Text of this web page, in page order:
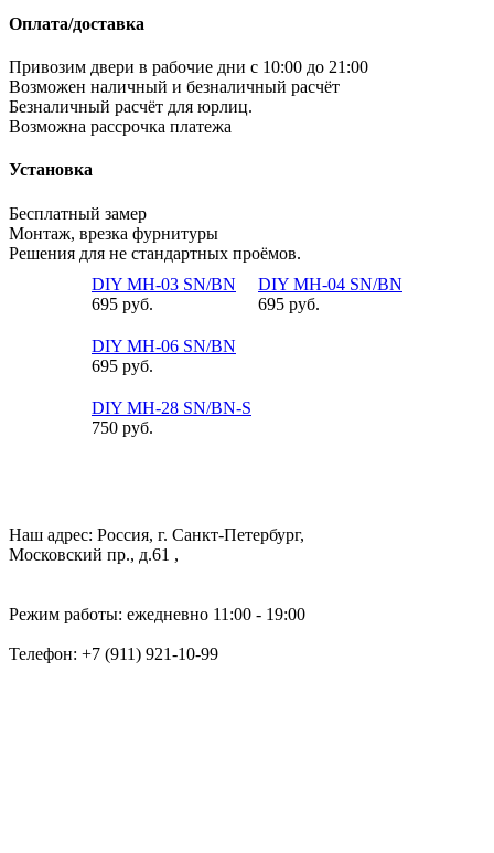
Оплата/доставка
Привозим двери в рабочие дни с 10:00 до 21:00
Возможен наличный и безналичный расчёт
Безналичный расчёт для юрлиц.
Возможна рассрочка платежа
Установка
Бесплатный замер
Монтаж, врезка фурнитуры
Решения для не стандартных проёмов.
DIY MH-03 SN/BN
695 руб.
DIY MH-04 SN/BN
695 руб.
DIY MH-06 SN/BN
695 руб.
DIY MH-28 SN/BN-S
750 руб.
Наш адрес: Россия, г. Санкт-Петербург,
Московский пр., д.61 ,
Режим работы: ежедневно 11:00 - 19:00
Телефон: +7 (911) 921-10-99